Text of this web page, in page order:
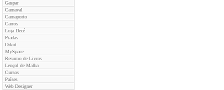
Gaspar
Carnaval
Carnaporto
Carros
Loja Decé
Piadas
Orkut
MySpace
Resumo de Livros
Lençol de Malha
Cursos
Países
Web Designer